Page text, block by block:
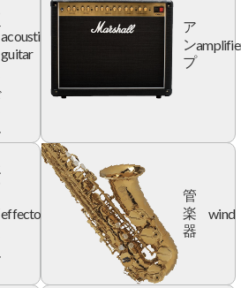
acoustic
guitar
ア
ン
プ
effector
管
楽
器
wind